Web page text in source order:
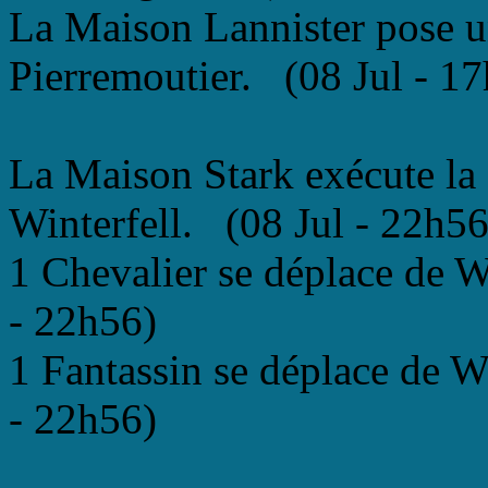
La Maison Lannister pose
Pierremoutier. (08 Jul -
La Maison Stark exécute
Winterfell. (08 Jul -
1 Chevalier se déplace
- 22h56)
1 Fantassin se déplace de
- 22h56)